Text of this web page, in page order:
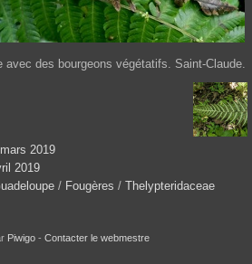
avec des bourgeons végétatifs. Saint-Claude.
2019
2019
/ Fougères / Thelypteridaceae
Piwigo - Contacter le webmestre